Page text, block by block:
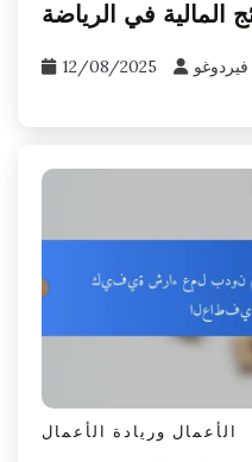
المالية في الرياضة
12/08/2025
الأعمال وريادة الأعمال